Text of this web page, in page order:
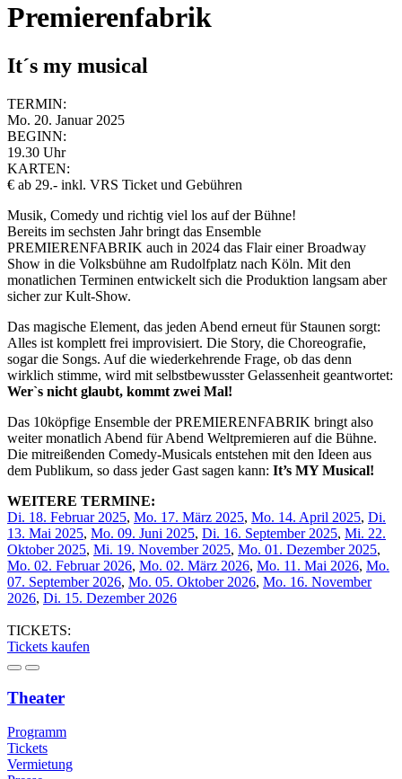
Premierenfabrik
It´s my musical
TERMIN:
Mo. 20. Januar 2025
BEGINN:
19.30 Uhr
KARTEN:
€ ab 29.- inkl. VRS Ticket und Gebühren
Musik, Comedy und richtig viel los auf der Bühne!
Bereits im sechsten Jahr bringt das Ensemble
PREMIERENFABRIK auch in 2024 das Flair einer Broadway
Show in die Volksbühne am Rudolfplatz nach Köln. Mit den
monatlichen Terminen entwickelt sich die Produktion langsam aber
sicher zur Kult-Show.
Das magische Element, das jeden Abend erneut für Staunen sorgt:
Alles ist komplett frei improvisiert. Die Story, die Choreografie,
sogar die Songs. Auf die wiederkehrende Frage, ob das denn
wirklich stimme, wird mit selbstbewusster Gelassenheit geantwortet:
Wer`s nicht glaubt, kommt zwei Mal!
Das 10köpfige Ensemble der PREMIERENFABRIK bringt also
weiter monatlich Abend für Abend Weltpremieren auf die Bühne.
Die mitreißenden Comedy-Musicals entstehen mit den Ideen aus
dem Publikum, so dass jeder Gast sagen kann: It’s MY Musical!
WEITERE TERMINE:
Di. 18. Februar 2025, Mo. 17. März 2025, Mo. 14. April 2025, Di.
13. Mai 2025, Mo. 09. Juni 2025, Di. 16. September 2025, Mi. 22.
Oktober 2025, Mi. 19. November 2025, Mo. 01. Dezember 2025,
Mo. 02. Februar 2026, Mo. 02. März 2026, Mo. 11. Mai 2026, Mo.
07. September 2026, Mo. 05. Oktober 2026, Mo. 16. November
2026, Di. 15. Dezember 2026
TICKETS:
Tickets kaufen
Theater
Programm
Tickets
Vermietung